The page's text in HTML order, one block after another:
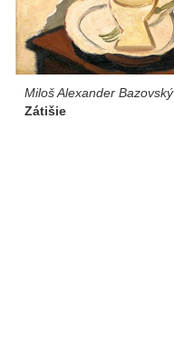
Miloš Alexander Bazovský
Zátišie